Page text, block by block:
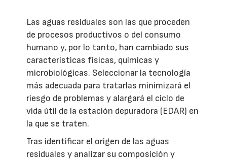
Las aguas residuales son las que proceden
de procesos productivos o del consumo
humano y, por lo tanto, han cambiado sus
características físicas, químicas y
microbiológicas. Seleccionar la tecnología
más adecuada para tratarlas minimizará el
riesgo de problemas y alargará el ciclo de
vida útil de la estación depuradora (EDAR) en
la que se traten.
Tras identificar el origen de las aguas
residuales y analizar su composición y